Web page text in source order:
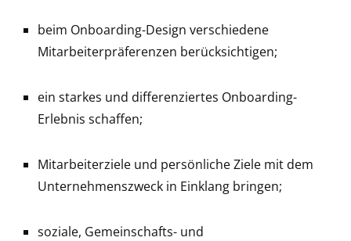
beim Onboarding-Design verschiedene
Mitarbeiterpräferenzen berücksichtigen;
ein starkes und differenziertes Onboarding-
Erlebnis schaffen;
Mitarbeiterziele und persönliche Ziele mit dem
Unternehmenszweck in Einklang bringen;
soziale, Gemeinschafts- und